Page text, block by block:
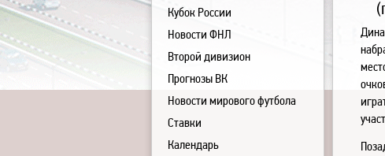
Кубок России
Новости ФНЛ
Второй дивизион
Прогнозы ВК
Новости мирового футбола
Ставки
Календарь